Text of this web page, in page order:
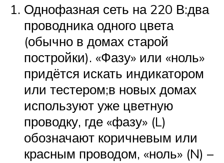
Однофазная сеть на 220 В:два
проводника одного цвета
(обычно в домах старой
постройки). «Фазу» или «ноль»
придётся искать индикатором
или тестером;в новых домах
используют уже цветную
проводку, где «фазу» (L)
обозначают коричневым или
красным проводом, «ноль» (N) –